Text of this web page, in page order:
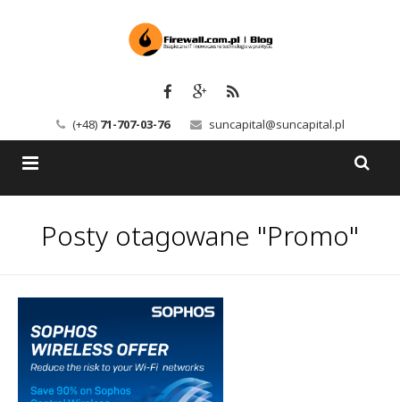
(+48) 71-707-03-76 suncapital@suncapital.pl
Backup-Solutions
Bezpieczeństwo IT
Kerio
Serwery pocztowe
Usługi
Newsletter
Szkolenia
Kontakt
Posty otagowane "Promo"